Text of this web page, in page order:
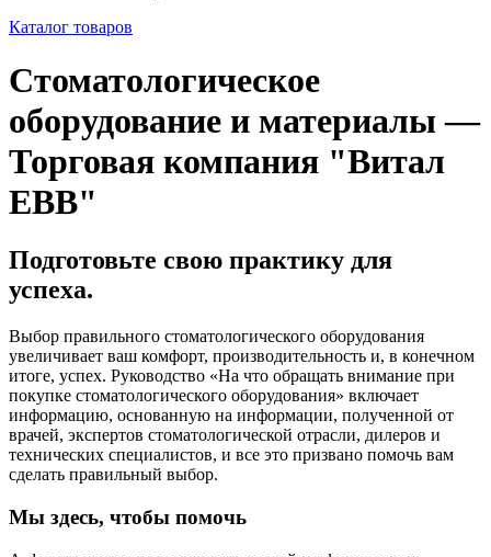
Каталог товаров
Стоматологическое
оборудование и материалы —
Торговая компания "Витал
ЕВВ"
Подготовьте свою практику для
успеха.
Выбор правильного стоматологического оборудования
увеличивает ваш комфорт, производительность и, в конечном
итоге, успех. Руководство «На что обращать внимание при
покупке стоматологического оборудования» включает
информацию, основанную на информации, полученной от
врачей, экспертов стоматологической отрасли, дилеров и
технических специалистов, и все это призвано помочь вам
сделать правильный выбор.
Мы здесь, чтобы помочь